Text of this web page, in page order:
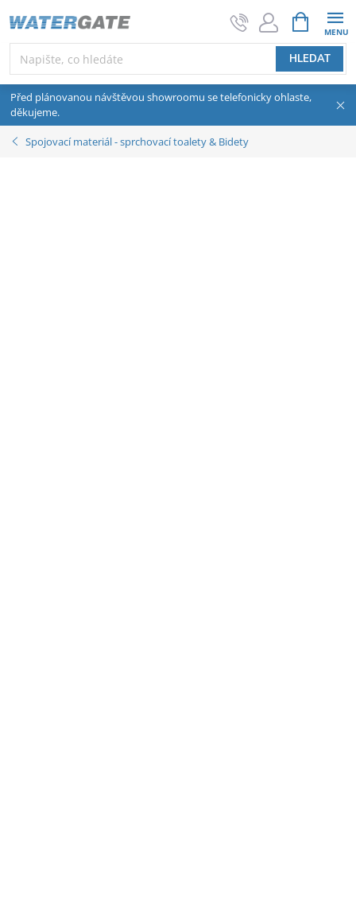
HLEDAT
Před plánovanou návštěvou showroomu se telefonicky ohlaste,
děkujeme.
Spojovací materiál - sprchovací toalety & Bidety